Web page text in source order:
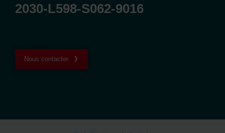
2030-L598-S062-9016
Nous contacter